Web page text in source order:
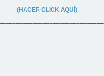
(HACER CLICK AQUÍ)